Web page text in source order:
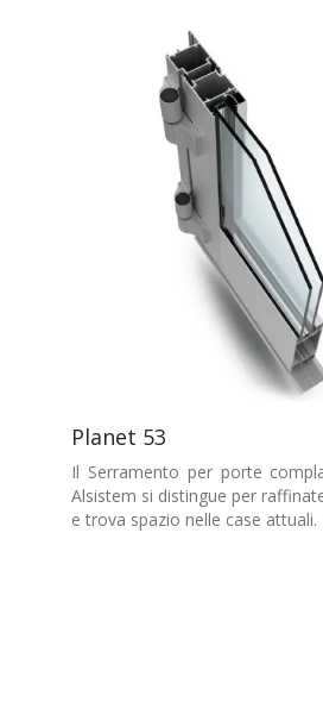
Planet 53
Il Serramento per porte
Alsistem si distingue per
e trova spazio nelle case attuali.